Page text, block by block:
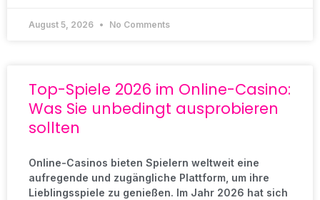
August 5, 2026 No Comments
Top-Spiele 2026 im Online-Casino:
Was Sie unbedingt ausprobieren
sollten
Online-Casinos bieten Spielern weltweit eine
aufregende und zugängliche Plattform, um ihre
Lieblingsspiele zu genießen. Im Jahr 2026 hat sich